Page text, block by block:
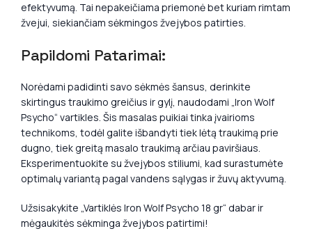
efektyvumą. Tai nepakeičiama priemonė bet kuriam rimtam
žvejui, siekiančiam sėkmingos žvejybos patirties.
Papildomi Patarimai:
Norėdami padidinti savo sėkmės šansus, derinkite
skirtingus traukimo greičius ir gylį, naudodami „Iron Wolf
Psycho“ vartikles. Šis masalas puikiai tinka įvairioms
technikoms, todėl galite išbandyti tiek lėtą traukimą prie
dugno, tiek greitą masalo traukimą arčiau paviršiaus.
Eksperimentuokite su žvejybos stiliumi, kad surastumėte
optimalų variantą pagal vandens sąlygas ir žuvų aktyvumą.
Užsisakykite „Vartiklės Iron Wolf Psycho 18 gr“ dabar ir
mėgaukitės sėkminga žvejybos patirtimi!